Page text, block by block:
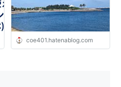
coe401.hatenablog.com